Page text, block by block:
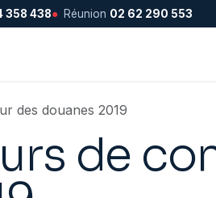
358 438● Réunion 02 62 290 553
des douanes 2019
de